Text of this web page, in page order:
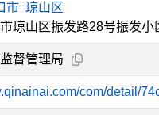
市 琼山区
琼山区振发路28号振发小
督管理局
com/detail/